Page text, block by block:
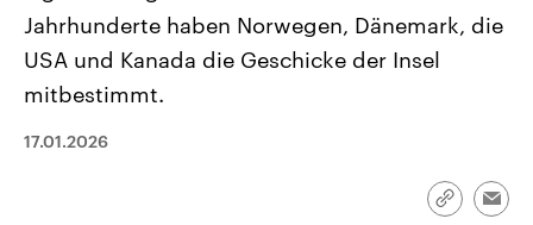
USA
Aktuelle Beiträge, Analysen und
Hintergründe
gehören die Vereinigten Staaten zu
mit großem Einfluss auf das
aktuelle Weltgeschehen.
Nahostkonflikt
Aktuelle Lage und
Der Überfall der
Jahrhunderte haben Norwegen, Dänemark, die
USA und Kanada die Geschicke der Insel
mitbestimmt.
17.01.2026
Link